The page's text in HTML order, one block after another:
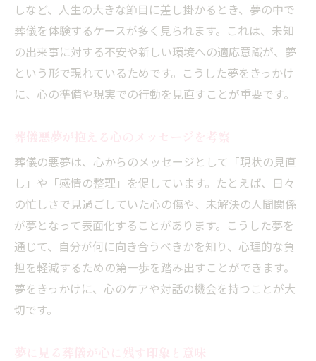
誰の葬式かわからない夢の深層心理
葬儀の夢で人物が曖昧な理由を解説
誰の葬儀か不明な夢が示す心理的意味
葬儀悪夢に見る曖昧な存在の意味合い
誰の葬儀かわからない夢の深層心理分析
葬儀悪夢に隠れた自己成長のヒント
葬儀の悪夢が促す自己成長のきっかけ
夢に現れる葬儀から学ぶ内省の大切さ
葬儀夢が示す人生の転機と変化のチャンス
悪夢としての葬儀が教える新たな自分発見
葬儀の夢から自己成長に活かせる学び
しなど、人生の大きな節目に差し掛かるとき、夢の中で
葬儀を体験するケースが多く見られます。これは、未知
の出来事に対する不安や新しい環境への適応意識が、夢
という形で現れているためです。こうした夢をきっかけ
に、心の準備や現実での行動を見直すことが重要です。
葬儀の悪夢は、心からのメッセージとして「現状の見直
し」や「感情の整理」を促しています。たとえば、日々
の忙しさで見過ごしていた心の傷や、未解決の人間関係
が夢となって表面化することがあります。こうした夢を
通じて、自分が何に向き合うべきかを知り、心理的な負
担を軽減するための第一歩を踏み出すことができます。
夢をきっかけに、心のケアや対話の機会を持つことが大
切です。